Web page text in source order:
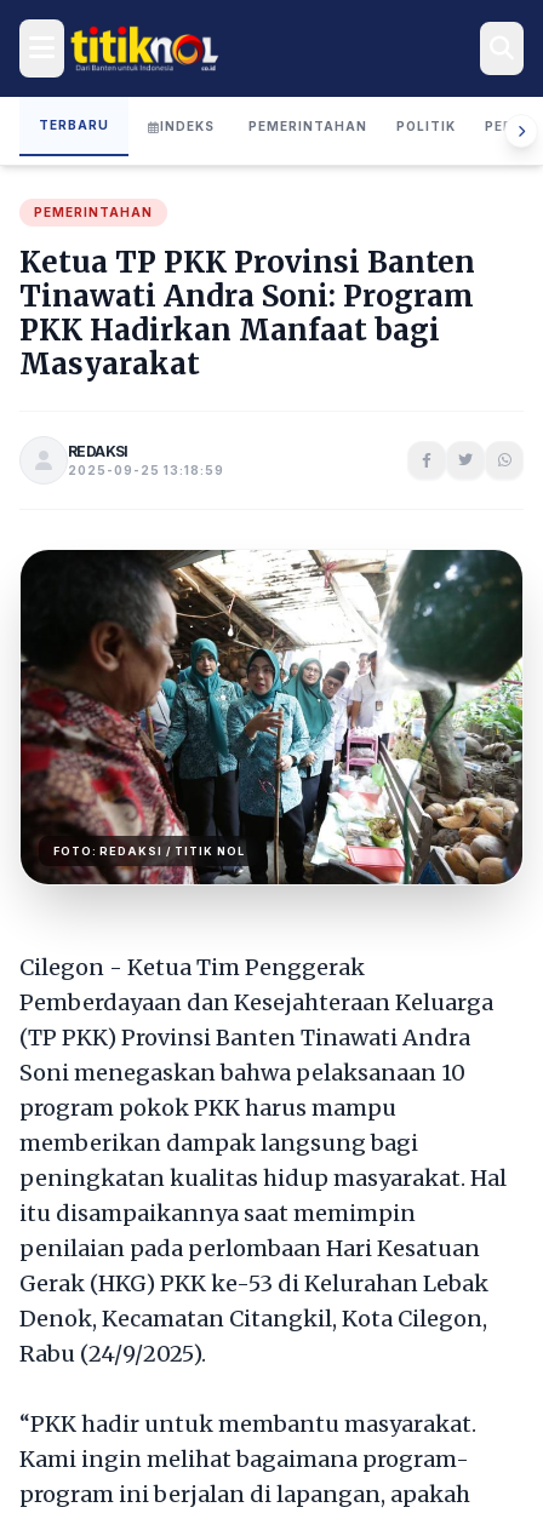
TERBARU INDEKS PEMERINTAHAN POLITIK
PEMERINTAHAN
Ketua TP PKK Provinsi Banten
Tinawati Andra Soni: Program
PKK Hadirkan Manfaat bagi
Masyarakat
REDAKSI
2025-09-25 13:18:59
FOTO:REDAKSI / TITIK NOL
Cilegon - Ketua Tim Penggerak
Pemberdayaan dan Kesejahteraan Keluarga
(TP PKK) Provinsi Banten Tinawati Andra
Soni menegaskan bahwa pelaksanaan 10
program pokok PKK harus mampu
memberikan dampak langsung bagi
peningkatan kualitas hidup masyarakat. Hal
itu disampaikannya saat memimpin
penilaian pada perlombaan Hari Kesatuan
Gerak (HKG) PKK ke-53 di Kelurahan Lebak
Denok, Kecamatan Citangkil, Kota Cilegon,
Rabu (24/9/2025).
“PKK hadir untuk membantu masyarakat.
Kami ingin melihat bagaimana program-
program ini berjalan di lapangan, apakah